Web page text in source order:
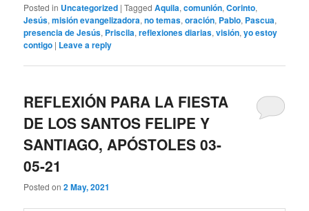
Posted in Uncategorized |Tagged Aquila,comunión,Corinto,
Jesús,misión evangelizadora,no temas,oración, Pablo, Pascua,
presencia de Jesús, Priscila,reflexiones diarias,visión,yo estoy
contigo | Leave a reply
REFLEXIÓN PARA LA FIESTA
DE LOS SANTOS FELIPE Y
SANTIAGO, APÓSTOLES 03-
05-21
Posted on2 May, 2021